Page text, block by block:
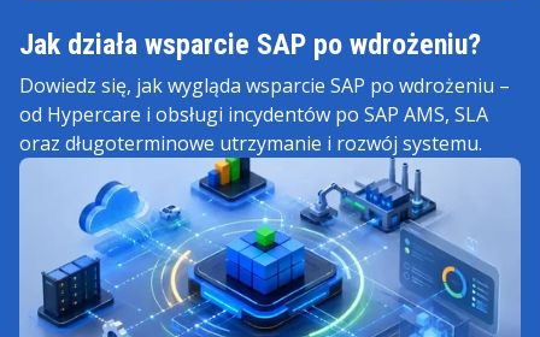
Jak działa wsparcie SAP po wdrożeniu?
Dowiedz się, jak wygląda wsparcie SAP po wdrożeniu –
od Hypercare i obsługi incydentów po SAP AMS, SLA
oraz długoterminowe utrzymanie i rozwój systemu.